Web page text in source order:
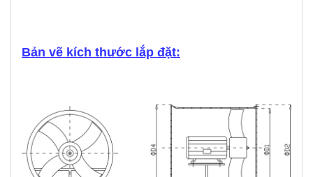
Bản vẽ kích thước lắp đặt: